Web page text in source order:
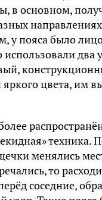
в основном,
у пояса было
два
цвета, им
техника.
менялись
то
соседние,